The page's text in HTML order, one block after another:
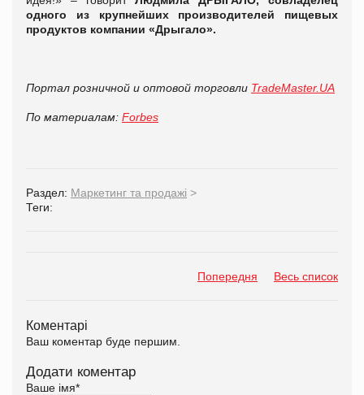
одного из крупнейших производителей пищевых
продуктов компании «Дрыгало».
Портал розничной и оптовой торговли TradeMaster.UA
По материалам: Forbes
Раздел: Маркетинг та продажі >
Теги:
Попередня Весь список
Коментарі
Ваш коментар буде першим.
Додати коментар
Ваше імя*